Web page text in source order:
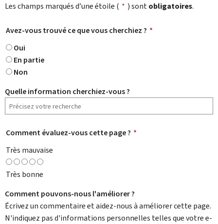
Les champs marqués d’une étoile ( * ) sontobligatoires.
Avez-vous trouvé ce que vous cherchiez ? *
Oui
En partie
Non
Quelle information cherchiez-vous ?
Comment évaluez-vous cette page ? *
Très mauvaise
Très bonne
Comment pouvons-nous l'améliorer ?
Écrivez un commentaire et aidez-nous à améliorer cette page.
N'indiquez pas d'informations personnelles telles que votre e-